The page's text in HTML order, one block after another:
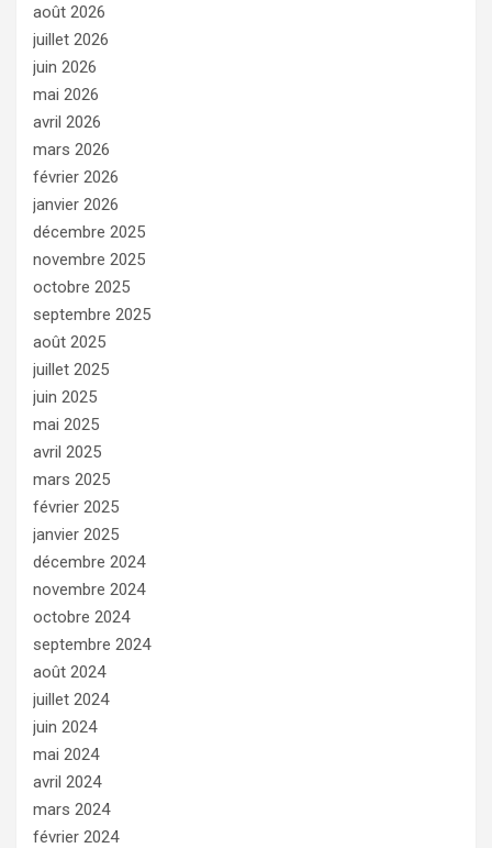
août 2026
juillet 2026
juin 2026
mai 2026
avril 2026
mars 2026
février 2026
janvier 2026
décembre 2025
novembre 2025
octobre 2025
septembre 2025
août 2025
juillet 2025
juin 2025
mai 2025
avril 2025
mars 2025
février 2025
janvier 2025
décembre 2024
novembre 2024
octobre 2024
septembre 2024
août 2024
juillet 2024
juin 2024
mai 2024
avril 2024
mars 2024
février 2024